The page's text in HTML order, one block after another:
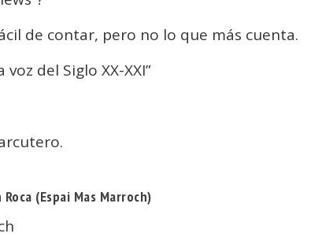
de contar, pero no lo que más cuenta.
del Siglo XX-XXI”
(Espai Mas Marroch)